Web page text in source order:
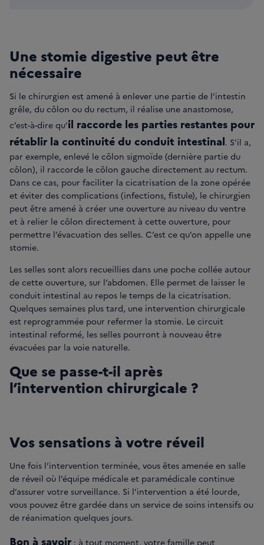
Une stomie digestive peut être
nécessaire
Si le chirurgien est amené à enlever une partie de l’intestin
grêle, du côlon ou du rectum, il réalise une anastomose,
c’est-à-dire qu’il raccorde les parties restantes pour
rétablir la continuité du conduit intestinal. S’il a,
par exemple, enlevé le côlon sigmoïde (dernière partie du
côlon), il raccorde le côlon gauche directement au rectum.
Dans ce cas, pour faciliter la cicatrisation de la zone opérée
et éviter des complications (infections, fistule), le chirurgien
peut être amené à créer une ouverture au niveau du ventre
et à relier le côlon directement à cette ouverture, pour
permettre l’évacuation des selles. C’est ce qu’on appelle une
stomie.
Les selles sont alors recueillies dans une poche collée autour
de cette ouverture, sur l’abdomen. Elle permet de laisser le
conduit intestinal au repos le temps de la cicatrisation.
Quelques semaines plus tard, une intervention chirurgicale
est reprogrammée pour refermer la stomie. Le circuit
intestinal reformé, les selles pourront à nouveau être
évacuées par la voie naturelle.
Que se passe-t-il après
l’intervention chirurgicale ?
Vos sensations à votre réveil
Une fois l’intervention terminée, vous êtes amenée en salle
de réveil où l’équipe médicale et paramédicale continue
d’assurer votre surveillance. Si l’intervention a été lourde,
vous pouvez être gardée dans un service de soins intensifs ou
de réanimation quelques jours.
Bon à savoir : à tout moment, votre famille peut